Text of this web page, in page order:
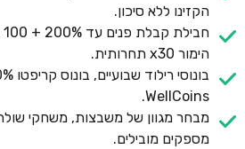
הקזינו ללא סיכון.
הימור x30 תחרותית.
WellCoins.
מבחר מגוון של משבצות, משחקי שולחן
מספקים מובילים.